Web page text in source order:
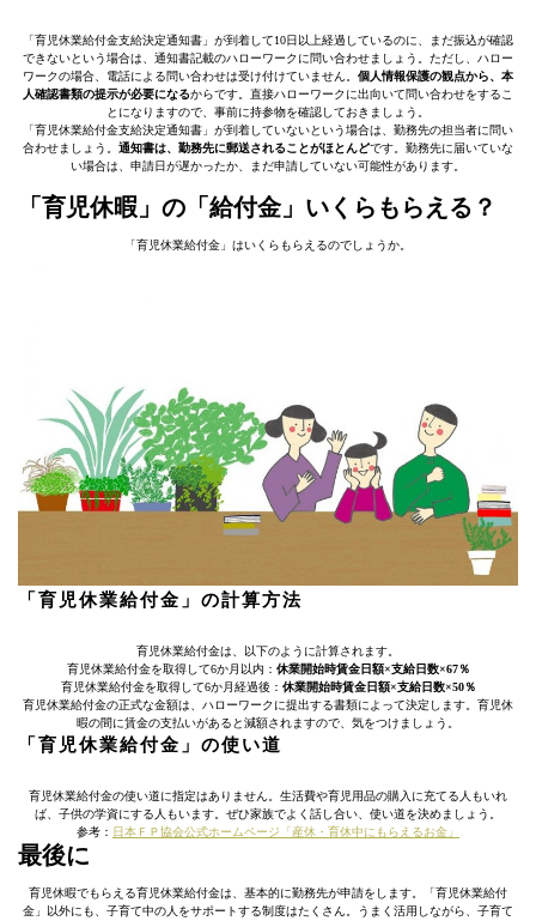
「育児休業給付金支給決定通知書」が到着して10日以上経過しているのに、まだ振込が確認
できないという場合は、通知書記載のハローワークに問い合わせましょう。ただし、ハロー
ワークの場合、電話による問い合わせは受け付けていません。 個人情報保護の観点から、本
人確認書類の提示が必要になるからです。直接ハローワークに出向いて問い合わせをするこ
とになりますので、事前に持参物を確認しておきましょう。
「育児休業給付金支給決定通知書」が到着していないという場合は、勤務先の担当者に問い
合わせましょう。 通知書は、勤務先に郵送されることがほとんどです。勤務先に届いていな
い場合は、申請日が遅かったか、まだ申請していない可能性があります。
「育児休暇」の「給付金」いくらもらえる？
「育児休業給付金」はいくらもらえるのでしょうか。
「育児休業給付金」の計算方法
育児休業給付金は、以下のように計算されます。
育児休業給付金を取得して6か月以内： 休業開始時賃金日額×支給日数×67％
育児休業給付金を取得して6か月経過後： 休業開始時賃金日額×支給日数×50％
育児休業給付金の正式な金額は、ハローワークに提出する書類によって決定します。育児休
暇の間に賃金の支払いがあると減額されますので、気をつけましょう。
「育児休業給付金」の使い道
育児休業給付金の使い道に指定はありません。生活費や育児用品の購入に充てる人もいれ
ば、子供の学資にする人もいます。ぜひ家族でよく話し合い、使い道を決めましょう。
参考： 日本ＦＰ協会公式ホームページ「産休・育休中にもらえるお金」
最後に
育児休暇でもらえる育児休業給付金は、基本的に勤務先が申請をします。「育児休業給付
金」以外にも、子育て中の人をサポートする制度はたくさん。うまく活用しながら、子育て